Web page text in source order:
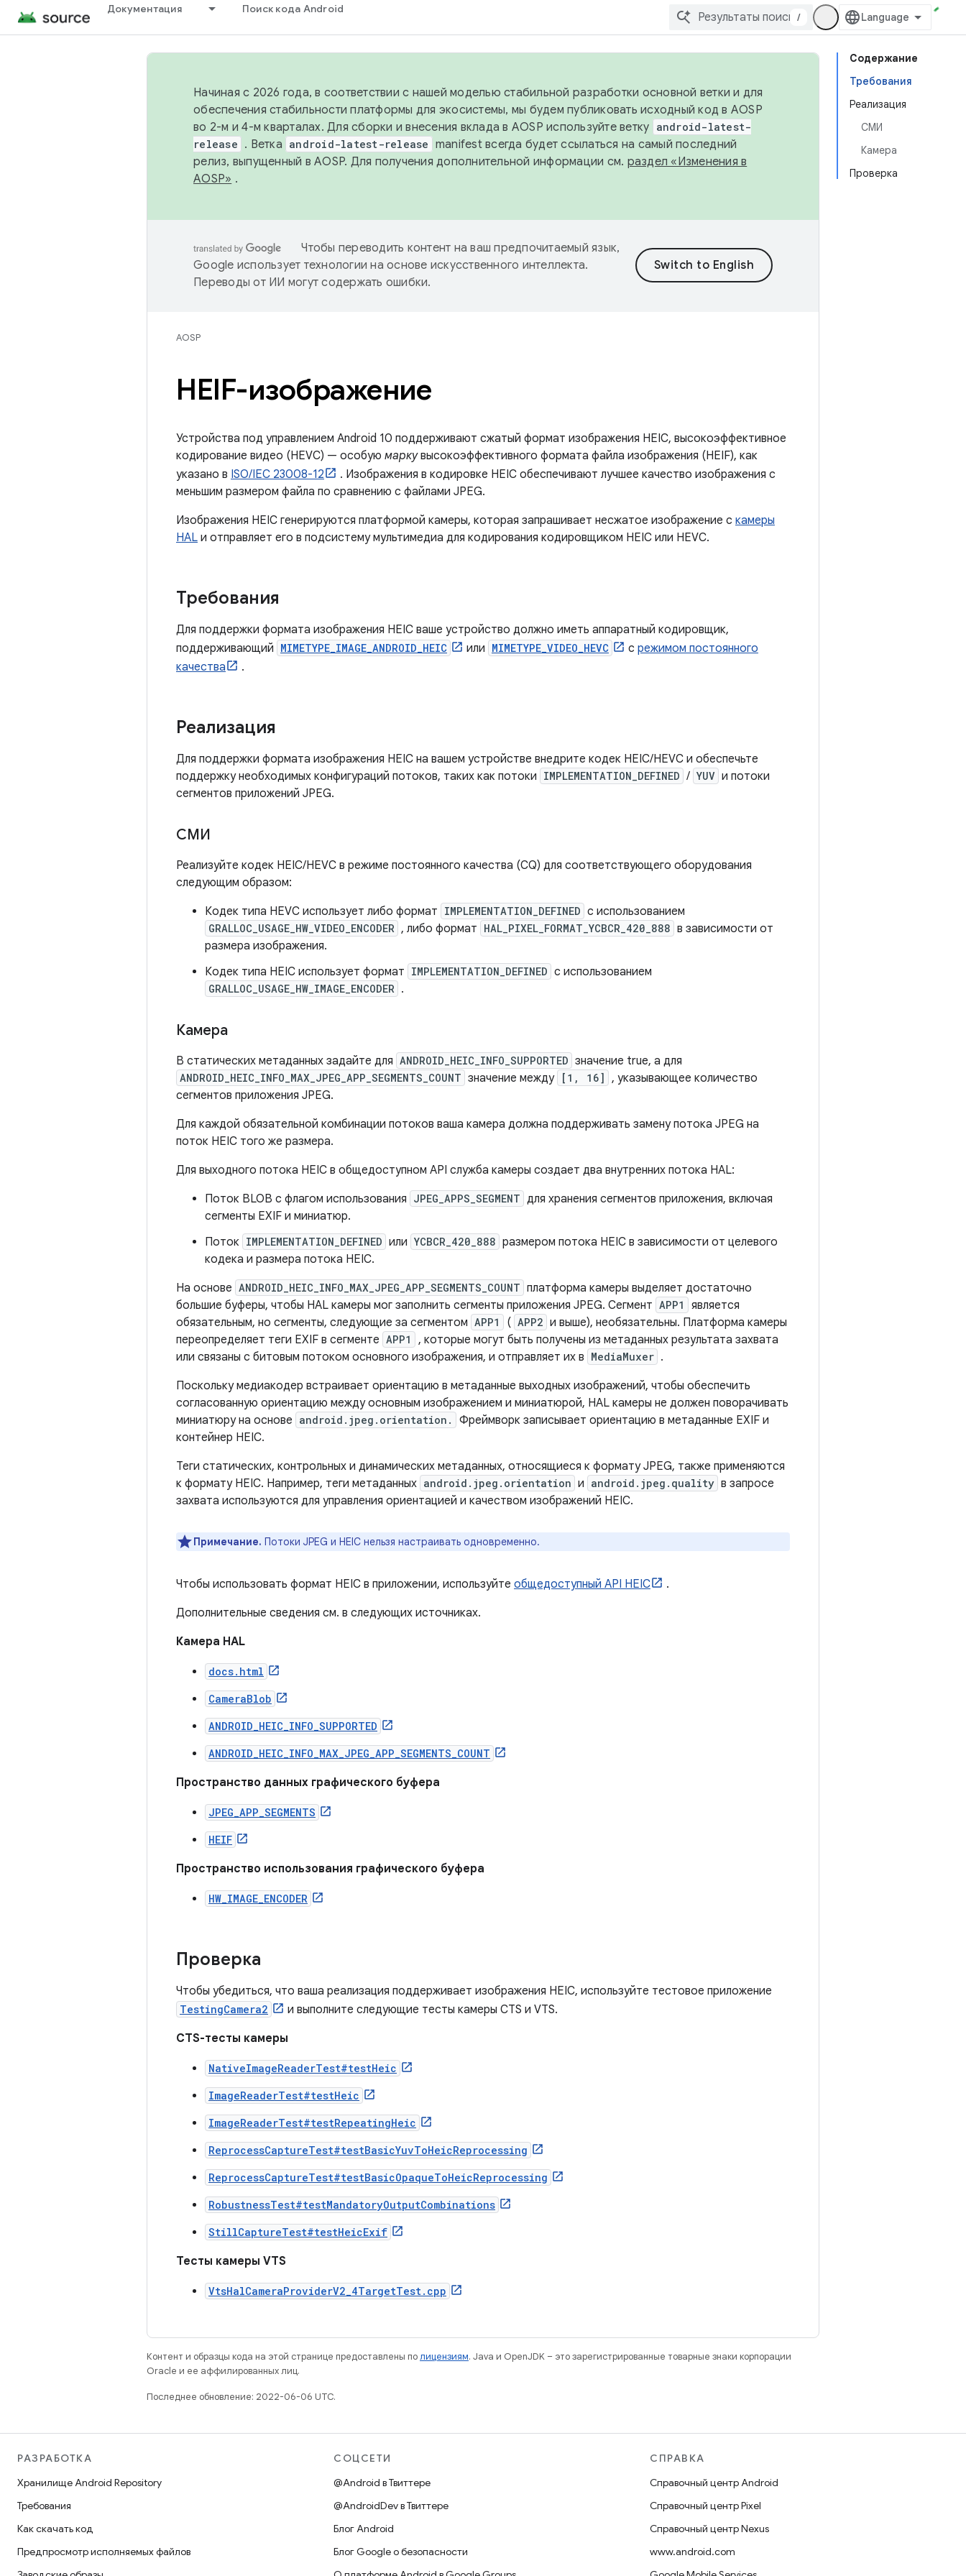
Документация Поиск кода Android
/
Содержание
Требования
Реализация
СМИ
Камера
Проверка
Начиная с 2026 года, в соответствии с нашей моделью стабильной разработки основной ветки и для
обеспечения стабильности платформы для экосистемы, мы будем публиковать исходный код в AOSP
во 2-м и 4-м кварталах. Для сборки и внесения вклада в AOSP используйте ветку android-latest-
release . Ветка android-latest-release manifest всегда будет ссылаться на самый последний
релиз, выпущенный в AOSP. Для получения дополнительной информации см. раздел «Изменения в
AOSP» .
Чтобы переводить контент на ваш предпочитаемый язык,
Google использует технологии на основе искусственного интеллекта.
Переводы от ИИ могут содержать ошибки.
AOSP
HEIF-изображение
Устройства под управлением Android 10 поддерживают сжатый формат изображения HEIC, высокоэффективное
кодирование видео (HEVC) — особую маркувысокоэффективного формата файла изображения (HEIF), как
указано в ISO/IEC 23008-12
. Изображения в кодировке HEIC обеспечивают лучшее качество изображения с
меньшим размером файла по сравнению с файлами JPEG.
Изображения HEIC генерируются платформой камеры, которая запрашивает несжатое изображение с камеры
HAL и отправляет его в подсистему мультимедиа для кодирования кодировщиком HEIC или HEVC.
Требования
Для поддержки формата изображения HEIC ваше устройство должно иметь аппаратный кодировщик,
поддерживающий MIMETYPE_IMAGE_ANDROID_HEIC или MIMETYPE_VIDEO_HEVC с режимом постоянного
качества
.
Реализация
Для поддержки формата изображения HEIC на вашем устройстве внедрите кодек HEIC/HEVC и обеспечьте
поддержку необходимых конфигураций потоков, таких как потоки IMPLEMENTATION_DEFINED / YUV и потоки
сегментов приложений JPEG.
СМИ
Реализуйте кодек HEIC/HEVC в режиме постоянного качества (CQ) для соответствующего оборудования
следующим образом:
Кодек типа HEVC использует либо формат IMPLEMENTATION_DEFINED с использованием
GRALLOC_USAGE_HW_VIDEO_ENCODER , либо формат HAL_PIXEL_FORMAT_YCBCR_420_888 в зависимости от
размера изображения.
Кодек типа HEIC использует формат IMPLEMENTATION_DEFINED с использованием
GRALLOC_USAGE_HW_IMAGE_ENCODER .
Камера
В статических метаданных задайте для ANDROID_HEIC_INFO_SUPPORTED значение true, а для
ANDROID_HEIC_INFO_MAX_JPEG_APP_SEGMENTS_COUNT значение между [1, 16] , указывающее количество
сегментов приложения JPEG.
Для каждой обязательной комбинации потоков ваша камера должна поддерживать замену потока JPEG на
поток HEIC того же размера.
Для выходного потока HEIC в общедоступном API служба камеры создает два внутренних потока HAL:
Поток BLOB с флагом использования JPEG_APPS_SEGMENT для хранения сегментов приложения, включая
сегменты EXIF ​​и миниатюр.
Поток IMPLEMENTATION_DEFINED или YCBCR_420_888 размером потока HEIC в зависимости от целевого
кодека и размера потока HEIC.
На основе ANDROID_HEIC_INFO_MAX_JPEG_APP_SEGMENTS_COUNT платформа камеры выделяет достаточно
большие буферы, чтобы HAL камеры мог заполнить сегменты приложения JPEG. Сегмент APP1
является
обязательным, но сегменты, следующие за сегментом APP1 ( APP2 и выше), необязательны. Платформа камеры
переопределяет теги EXIF ​​в сегменте APP1
, которые могут быть получены из метаданных результата захвата
или связаны с битовым потоком основного изображения, и отправляет их в MediaMuxer .
Поскольку медиакодер встраивает ориентацию в метаданные выходных изображений, чтобы обеспечить
согласованную ориентацию между основным изображением и миниатюрой, HAL камеры не должен поворачивать
миниатюру на основе android.jpeg.orientation.
Фреймворк записывает ориентацию в метаданные EXIF ​​и
контейнер HEIC.
Теги статических, контрольных и динамических метаданных, относящиеся к формату JPEG, также применяются
к формату HEIC. Например, теги метаданных android.jpeg.orientation и android.jpeg.quality в запросе
захвата используются для управления ориентацией и качеством изображений HEIC.
Примечание. Потоки JPEG и HEIC нельзя настраивать одновременно.
Чтобы использовать формат HEIC в приложении, используйте общедоступный API HEIC
.
Дополнительные сведения см. в следующих источниках.
Камера HAL
docs.html
CameraBlob
ANDROID_HEIC_INFO_SUPPORTED
ANDROID_HEIC_INFO_MAX_JPEG_APP_SEGMENTS_COUNT
Пространство данных графического буфера
JPEG_APP_SEGMENTS
HEIF
Пространство использования графического буфера
HW_IMAGE_ENCODER
Проверка
Чтобы убедиться, что ваша реализация поддерживает изображения HEIC, используйте тестовое приложение
TestingCamera2
и выполните следующие тесты камеры CTS и VTS.
CTS-тесты камеры
NativeImageReaderTest#testHeic
ImageReaderTest#testHeic
ImageReaderTest#testRepeatingHeic
ReprocessCaptureTest#testBasicYuvToHeicReprocessing
ReprocessCaptureTest#testBasicOpaqueToHeicReprocessing
RobustnessTest#testMandatoryOutputCombinations
StillCaptureTest#testHeicExif
Тесты камеры VTS
VtsHalCameraProviderV2_4TargetTest.cpp
Контент и образцы кода на этой странице предоставлены полицензиям. Java и OpenJDK – это зарегистрированные товарные знаки корпорации
Oracle и ее аффилированных лиц.
Последнее обновление: 2022-06-06 UTC.
РАЗРАБОТКА
Хранилище Android Repository
Требования
Как скачать код
Предпросмотр исполняемых файлов
СОЦСЕТИ
@Android в Твиттере
@AndroidDev в Твиттере
Блог Android
Блог Google о безопасности
СПРАВКА
Справочный центр Android
Справочный центр Pixel
Справочный центр Nexus
www.android.com